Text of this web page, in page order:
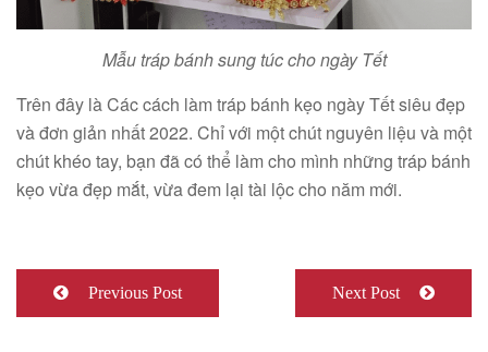
Mẫu tráp bánh sung túc cho ngày Tết
Trên đây là Các cách làm tráp bánh kẹo ngày Tết siêu đẹp
và đơn giản nhất 2022. Chỉ với một chút nguyên liệu và một
chút khéo tay, bạn đã có thể làm cho mình những tráp bánh
kẹo vừa đẹp mắt, vừa đem lại tài lộc cho năm mới.
Previous Post Next Post